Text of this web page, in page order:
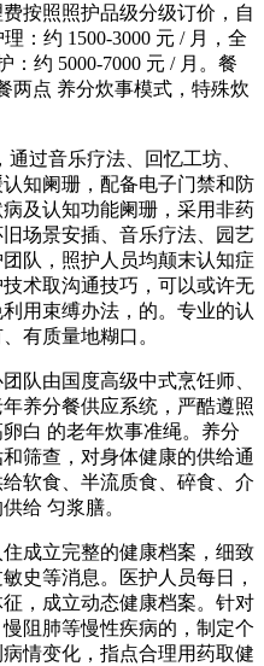
按照照护品级分级订价，自
：约 1500-3000 元 / 月，全
：约 5000-7000 元 / 月。餐
两点 养分炊事模式，特殊炊
过音乐疗法、回忆工坊、
知阑珊，配备电子门禁和防
及认知功能阑珊，采用非药
场景安插、音乐疗法、园艺
队，照护人员均颠末认知症
术取沟通技巧，可以或许无
用束缚办法，的。专业的认
有质量地糊口。
由国度高级中式烹饪师、
养分餐供应系统，严酷遵照
白 的老年炊事准绳。养分
筛查，对身体健康的供给通
软食、半流质食、碎食、介
给 匀浆膳。
成立完整的健康档案，细致
史等消息。医护人员每日，
，成立动态健康档案。针对
阻肺等慢性疾病的，制定个
情变化，指点合理用药取健